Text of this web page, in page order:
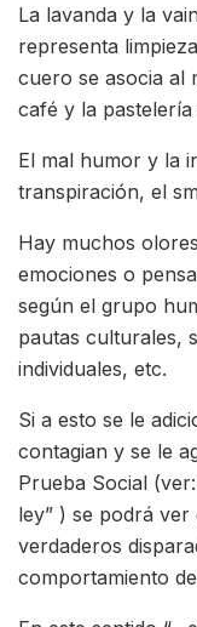
La lavanda y la
representa
cuero se asocia al
café y la pastelería
El mal humor y la
transpiración, el
Hay muchos
emociones o
según el grupo
pautas culturales,
individuales, etc.
Si a esto se le
contagian y se le
Prueba Social
ley” ) se podrá
verdaderos
comportamiento